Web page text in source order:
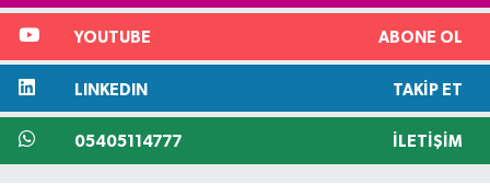
YOUTUBE ABONE OL
LINKEDIN TAKIP ET
05405114777 İLETIŞIM